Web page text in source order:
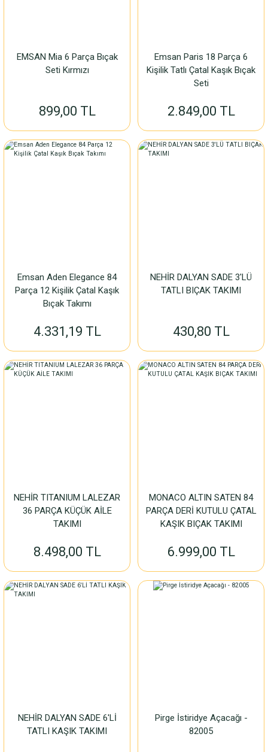
EMSAN Mia 6 Parça Bıçak
Seti Kırmızı
899,00 TL
Emsan Paris 18 Parça 6
Kişilik Tatlı Çatal Kaşık Bıçak
Seti
2.849,00 TL
Emsan Aden Elegance 84
Parça 12 Kişilik Çatal Kaşık
Bıçak Takımı
4.331,19 TL
NEHİR DALYAN SADE 3'LÜ
TATLI BIÇAK TAKIMI
430,80 TL
NEHİR TITANIUM LALEZAR
36 PARÇA KÜÇÜK AİLE
TAKIMI
8.498,00 TL
MONACO ALTIN SATEN 84
PARÇA DERİ KUTULU ÇATAL
KAŞIK BIÇAK TAKIMI
6.999,00 TL
NEHİR DALYAN SADE 6'Lİ
TATLI KAŞIK TAKIMI
Pirge İstiridye Açacağı -
82005